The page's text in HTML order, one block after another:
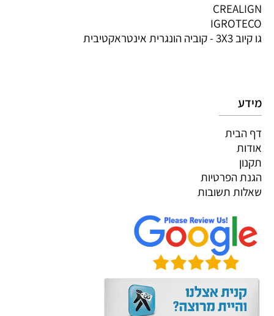
CREALIGN
IGROTECO
גו קיוב 3X3 - קוביה הונגרית אינטראקטיבית
מידע
דף הבית
אודות
תקנון
הגנת הפרטיות
שאלות תשובות